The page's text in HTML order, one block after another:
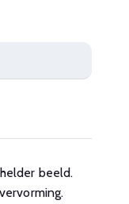
beeld.